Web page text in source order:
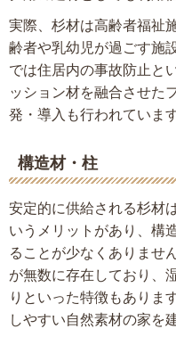
実際、杉材は高齢者福祉
齢者や乳幼児が過ごす施
では住居内の事故防止と
ッション材を融合させた
発・導入も行われています
構造材・柱
安定的に供給される杉材
いうメリットがあり、構
ることが少なくありませ
が無数に存在しており、
りといった特徴もありま
しやすい自然素材の家を